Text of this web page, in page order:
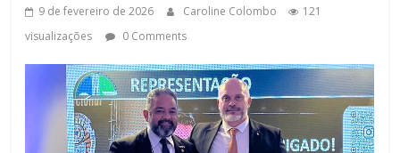
9 de fevereiro de 2026 Caroline Colombo
121
visualizações
0 Comments